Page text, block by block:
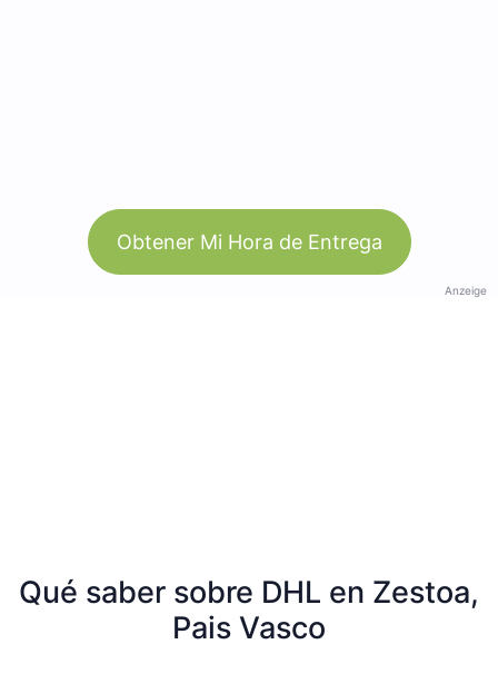
Obtener Mi Hora de Entrega
Anzeige
Qué saber sobre DHL en Zestoa,
Pais Vasco